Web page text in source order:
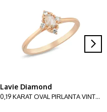
Lavie Diamond
0,19 KARAT OVAL PIRLANTA VINTAGE YÜZÜK